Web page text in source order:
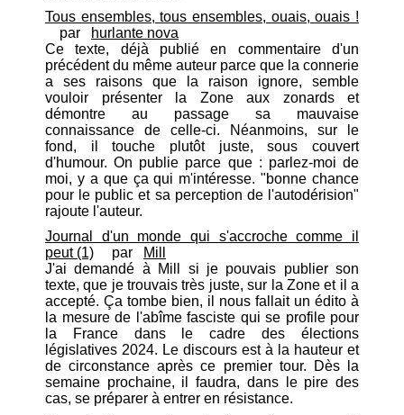
Tous ensembles, tous ensembles, ouais, ouais !
par
hurlante nova
Ce texte, déjà publié en commentaire d'un
précédent du même auteur parce que la connerie
a ses raisons que la raison ignore, semble
vouloir présenter la Zone aux zonards et
démontre au passage sa mauvaise
connaissance de celle-ci. Néanmoins, sur le
fond, il touche plutôt juste, sous couvert
d'humour. On publie parce que : parlez-moi de
moi, y a que ça qui m'intéresse. "bonne chance
pour le public et sa perception de l'autodérision"
rajoute l'auteur.
Journal d'un monde qui s'accroche comme il
peut (1) par
Mill
J'ai demandé à Mill si je pouvais publier son
texte, que je trouvais très juste, sur la Zone et il a
accepté. Ça tombe bien, il nous fallait un édito à
la mesure de l'abîme fasciste qui se profile pour
la France dans le cadre des élections
législatives 2024. Le discours est à la hauteur et
de circonstance après ce premier tour. Dès la
semaine prochaine, il faudra, dans le pire des
cas, se préparer à entrer en résistance.